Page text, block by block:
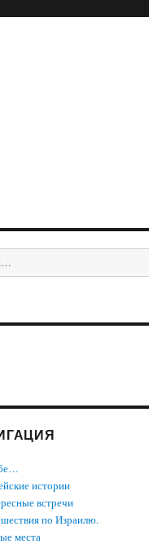
истории
встречи
по Израилю.
места